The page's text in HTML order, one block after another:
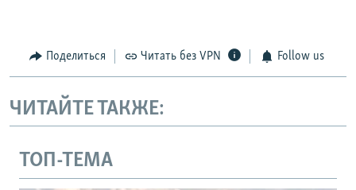
Поделиться Читать без VPN Follow us
ЧИТАЙТЕ ТАКЖЕ:
ТОП-ТЕМА